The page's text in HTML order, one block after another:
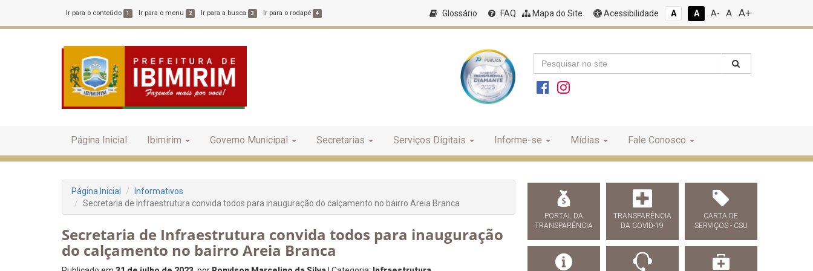
Ir para o conteúdo 1 Ir para o menu 2 Ir para a busca 3 Ir para o rodapé 4 Glossário FAQ Mapa do Site Acessibilidade A A A- A A+
Página Inicial Ibimirim Governo Municipal Secretarias Serviços Digitais Informe-se Mídias Fale Conosco
Página Inicial
Informativos
Secretaria de Infraestrutura convida todos para inauguração do calçamento no bairro Areia Branca
Secretaria de Infraestrutura convida todos para inauguração
do calçamento no bairro Areia Branca
PORTAL DA
TRANSPARÊNCIA
TRANSPARÊNCIA
DA COVID-19
CARTA DE
SERVIÇOS - CSU